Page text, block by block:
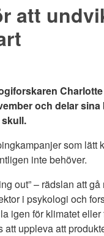
att
Charlotte
och delar sina
som lätt
inte behöver.
out” – rädslan att gå
i psykologi och
igen för klimatet eller
att uppleva att